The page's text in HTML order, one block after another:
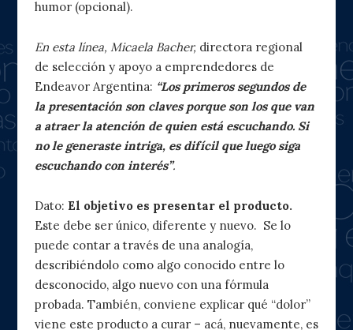
humor (opcional).
En esta línea, Micaela Bacher, directora regional
de selección y apoyo a emprendedores de
Endeavor Argentina: “Los primeros segundos de
la presentación son claves porque son los que van
a atraer la atención de quien está escuchando. Si
no le generaste intriga, es difícil que luego siga
escuchando con interés”.
Dato: El objetivo es presentar el producto.
Este debe ser único, diferente y nuevo. Se lo
puede contar a través de una analogía,
describiéndolo como algo conocido entre lo
desconocido, algo nuevo con una fórmula
probada. También, conviene explicar qué “dolor”
viene este producto a curar – acá, nuevamente, es